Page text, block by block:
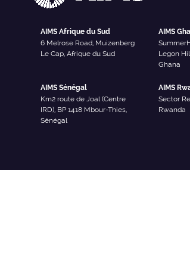
AIMS Afrique du Sud
6 Melrose Road, Muizenberg
Le Cap, Afrique du Sud
AIMS
Legon
Ghana
AIMS Sénégal
Km2 route de Joal (Centre
IRD), BP 1418 Mbour-Thies,
Sénégal
AIMS
Sector
Rwanda